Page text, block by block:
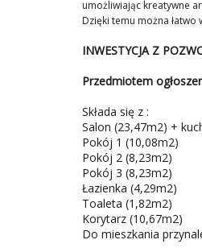
umożliwiając kreatywne
Dzięki temu można
INWESTYCJA Z
Przedmiotem
Składa się z :
Salon (23,47m2) +
Pokój 1 (10,08m2)
Pokój 2 (8,23m2)
Pokój 3 (8,23m2)
Łazienka (4,29m2)
Toaleta (1,82m2)
Korytarz (10,67m2)
Do mieszkania